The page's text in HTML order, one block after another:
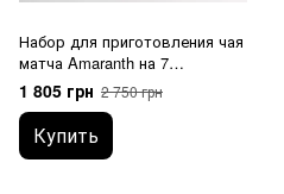
Набор для приготовления чая
матча Amaranth на 7
предметов
1 805 грн 2 750 грн
Купить